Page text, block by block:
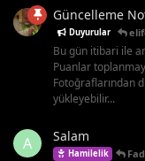
Güncelleme
Duyurular
Bu gün itibari ile
Puanlar
Fotoğraflarından
yükleyebilir...
A Salam
Hamilelik